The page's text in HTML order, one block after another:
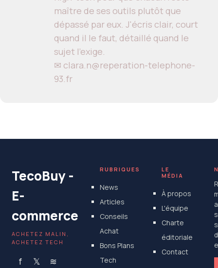
maître de ses outils plutôt que
dépassé par eux. J'écris clair, court
quand il le faut, détaillé quand le
sujet l'exige.
✉ clara.n@reperation-telephone-
93.fr
TecoBuy -
E-
commerce
ACHETEZ MALIN,
ACHETEZ TECH
f 𝕏 ≋
RUBRIQUES
News
Articles
Conseils
Achat
Bons Plans
Tech
LE
MÉDIA
À propos
L'équipe
Charte
éditoriale
Contact